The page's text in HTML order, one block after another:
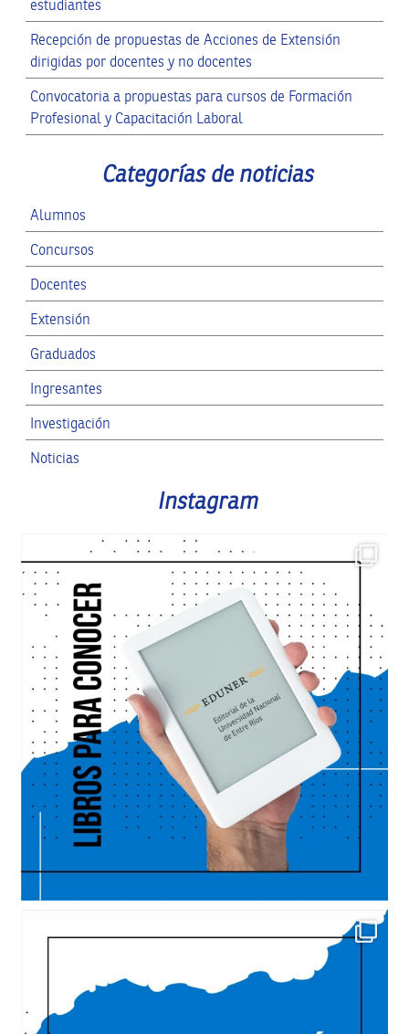
estudiantes
Recepción de propuestas de Acciones de Extensión
dirigidas por docentes y no docentes
Convocatoria a propuestas para cursos de Formación
Profesional y Capacitación Laboral
Categorías de noticias
Alumnos
Concursos
Docentes
Extensión
Graduados
Ingresantes
Investigación
Noticias
Instagram